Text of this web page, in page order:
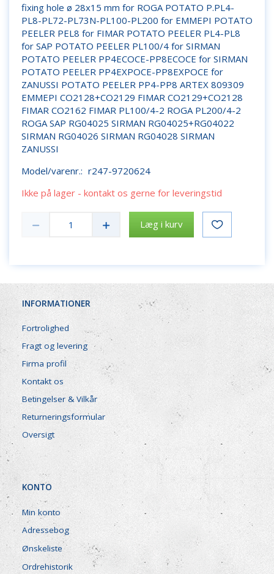
fixing hole ø 28x15 mm for ROGA POTATO P.PL4-
PL8-PL72-PL73N-PL100-PL200 for EMMEPI POTATO
PEELER PEL8 for FIMAR POTATO PEELER PL4-PL8
for SAP POTATO PEELER PL100/4 for SIRMAN
POTATO PEELER PP4ECOCE-PP8ECOCE for SIRMAN
POTATO PEELER PP4EXPOCE-PP8EXPOCE for
ZANUSSI POTATO PEELER PP4-PP8 ARTEX 809309
EMMEPI CO2128+CO2129 FIMAR CO2129+CO2128
FIMAR CO2162 FIMAR PL100/4-2 ROGA PL200/4-2
ROGA SAP RG04025 SIRMAN RG04025+RG04022
SIRMAN RG04026 SIRMAN RG04028 SIRMAN
ZANUSSI
Model/varenr.: r247-9720624
Ikke på lager - kontakt os gerne for leveringstid
Læg i kurv
INFORMATIONER
Fortrolighed
Fragt og levering
Firma profil
Kontakt os
Betingelser & Vilkår
Returneringsformular
Oversigt
KONTO
Min konto
Adressebog
Ønskeliste
Ordrehistorik